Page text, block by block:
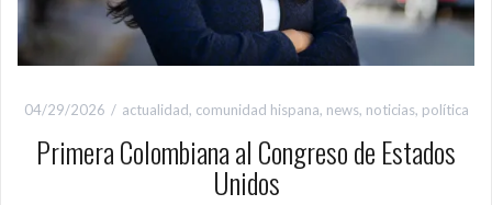
04/29/2026 actualidad, comunidad hispana, news, noticias, política
Primera Colombiana al Congreso de Estados
Unidos